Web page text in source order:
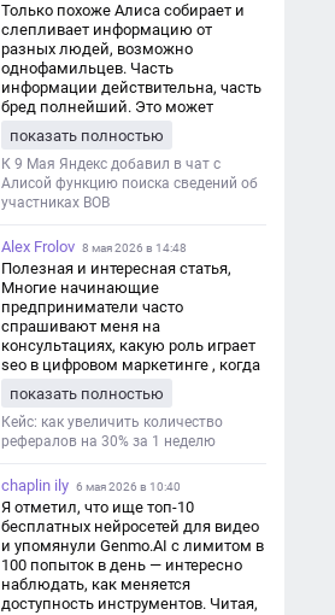
Только похоже Алиса собирает и
слепливает информацию от
разных людей, возможно
однофамильцев. Часть
информации действительна, часть
бред полнейший. Это может
дезинформации
показать полностью
К 9 Мая Яндекс добавил в чат с
Алисой функцию поиска сведений об
участниках ВОВ
Alex Frolov 8 мая 2026 в 14:48
Полезная и интересная статья,
Многие начинающие
предприниматели часто
спрашивают меня на
консультациях, какую роль играет
seo в цифровом маркетинге , когда
обсуждаем их проект:
https://aseotop.com/kakuyu-rol-igraet-
seo-v-czifrovom-marketinge/
показать полностью
Кейс: как увеличить количество
рефералов на 30% за 1 неделю
chaplin ily 6 мая 2026 в 10:40
Я отметил, что ище топ-10
бесплатных нейросетей для видео
и упомянули Genmo.AI с лимитом в
100 попыток в день — интересно
наблюдать, как меняется
доступность инструментов. Читая,